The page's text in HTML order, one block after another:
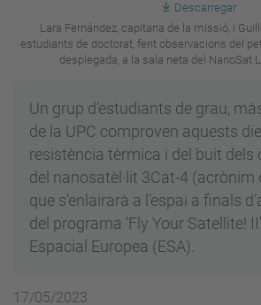
Descarregar
Lara Fernández, capitana de la missió, i
estudiants de doctorat, fent observacions del
desplegada, a la sala neta del NanoSat
Un grup d’estudiants de grau,
de la UPC comproven aquests
resistència tèrmica i del buit dels
del nanosatèl·lit 3Cat-4 (acrònim
que s’enlairarà a l’espai a finals
del programa 'Fly Your Satellite! II'
Espacial Europea (ESA).
17/05/2023